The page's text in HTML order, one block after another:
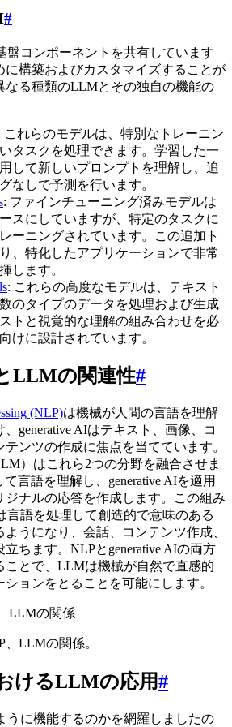
#
盤コンポーネントを共有しています
に構築およびカスタマイズすることが
なる種類のLLMとその独自の機能の
これらのモデルは、特別なトレーニン
タスクを処理できます。学習した一
して新しいプロンプトを理解し、追
なしで予測を行います。
: ファインチューニング済みモデルは
スにしていますが、特定のタスクに
ーニングされています。この追加ト
、特化したアプリケーションで非常
します。
: これらの高度なモデルは、テキスト
のタイプのデータを処理および生成
トと視覚的な理解の組み合わせを必
けに設計されています。
LLMの関連性#
(NLP)は機械が人間の言語を理解
generative AIはテキスト、画像、コ
ンツの作成に焦点を当てています。
）はこれら2つの分野を融合させま
言語を理解し、generative AIを適用
ジナルの応答を作成します。この組み
言語を処理して創造的で意味のある
うになり、会話、コンテンツ作成、
ちます。NLPとgenerative AIの両方
ことで、LLMは機械が自然で直感的
ョンをとることを可能にします。
、LLMの関係。
けるLLMの応用#
うに機能するのかを網羅しましたの